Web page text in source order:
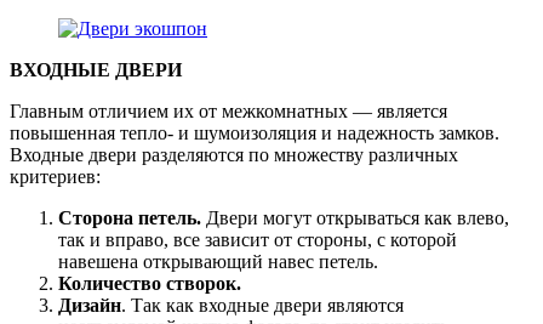
ВХОДНЫЕ ДВЕРИ
Главным отличием их от межкомнатных — является
повышенная тепло- и шумоизоляция и надежность замков.
Входные двери разделяются по множеству различных
критериев:
Сторона петель. Двери могут открываться как влево,
так и вправо, все зависит от стороны, с которой
навешена открывающий навес петель.
Количество створок.
Дизайн. Так как входные двери являются